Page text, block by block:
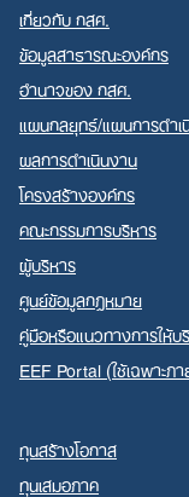
เกี่ยวกับ กสศ.
ข้อมูลสาธารณะองค์กร
อำนาจของ กสศ.
แผนกลยุทธ์/แผนการดำเ
ผลการดำเนินงาน
โครงสร้างองค์กร
คณะกรรมการบริหาร
ผู้บริหาร
ศูนย์ข้อมูลกฎหมาย
คู่มือหรือแนวทางการให้
EEF Portal (ใช้เฉพาะภา
ทุนสร้างโอกาส
ทุนเสมอภาค